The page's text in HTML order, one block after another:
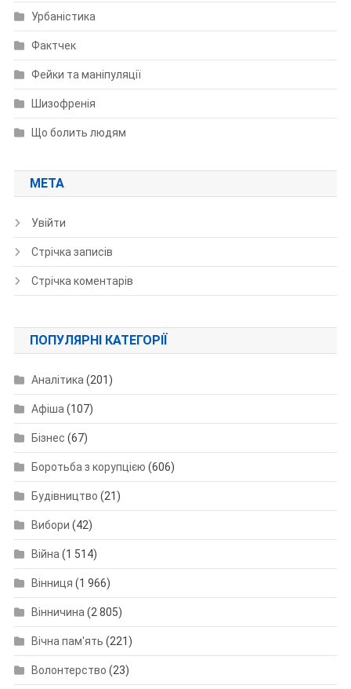
Урбаністика
Фактчек
Фейки та маніпуляції
Шизофренія
Що болить людям
МЕТА
Увійти
Стрічка записів
Стрічка коментарів
ПОПУЛЯРНІ КАТЕГОРІЇ
Аналітика(201)
Афіша(107)
Бізнес (67)
Боротьба з корупцією (606)
Будівництво (21)
Вибори (42)
Війна(1 514)
Вінниця (1 966)
Вінничина(2 805)
Вічна пам'ять (221)
Волонтерство (23)